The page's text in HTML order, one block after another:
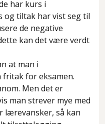
har kurs i
og tiltak har vist seg til
de negative
kan det være verdt
at man i
fritak for eksamen.
Men det er
man strever mye med
lærevansker, så kan